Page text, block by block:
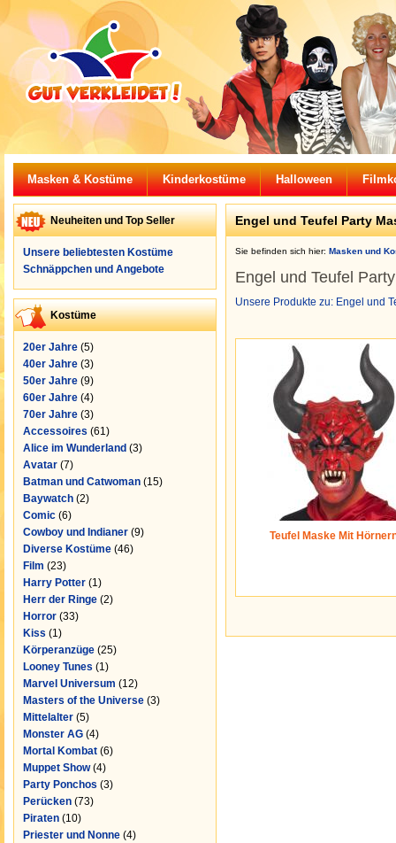
Masken & Kostüme Kinderkostüme Halloween
Neuheiten und Top Seller
Unsere beliebtesten Kostüme
Schnäppchen und Angebote
Kostüme
20er Jahre (5)
40er Jahre (3)
50er Jahre (9)
60er Jahre (4)
70er Jahre (3)
Accessoires (61)
Alice im Wunderland (3)
Avatar (7)
Batman und Catwoman (15)
Baywatch (2)
Comic (6)
Cowboy und Indianer (9)
Diverse Kostüme (46)
Film (23)
Harry Potter (1)
Herr der Ringe (2)
Horror (33)
Kiss (1)
Körperanzüge (25)
Looney Tunes (1)
Marvel Universum (12)
Masters of the Universe (3)
Mittelalter (5)
Monster AG (4)
Mortal Kombat (6)
Muppet Show(4)
Party Ponchos (3)
Perücken (73)
Piraten (10)
Priester und Nonne (4)
Engel und Teufel Party
Sie befinden sich hier: Masken und
Engel und Teufel
Unsere Produkte zu: Engel und
Teufel Maske Mit